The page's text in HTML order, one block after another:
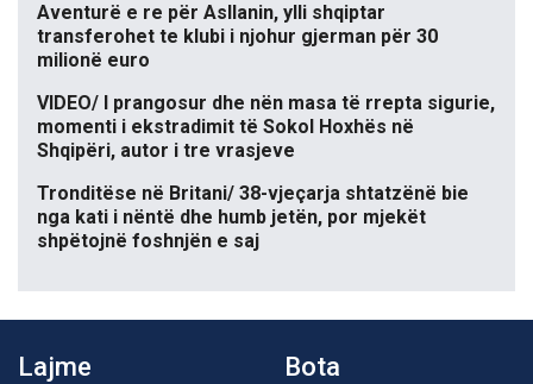
Aventurë e re për Asllanin, ylli shqiptar
transferohet te klubi i njohur gjerman për 30
milionë euro
VIDEO/ I prangosur dhe nën masa të rrepta sigurie,
momenti i ekstradimit të Sokol Hoxhës në
Shqipëri, autor i tre vrasjeve
Tronditëse në Britani/ 38-vjeçarja shtatzënë bie
nga kati i nëntë dhe humb jetën, por mjekët
shpëtojnë foshnjën e saj
Lajme Bota